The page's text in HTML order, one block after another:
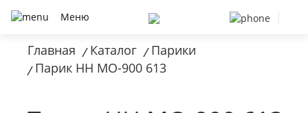
Меню
Главная / Каталог / Парики
/ Парик HH MO-900 613